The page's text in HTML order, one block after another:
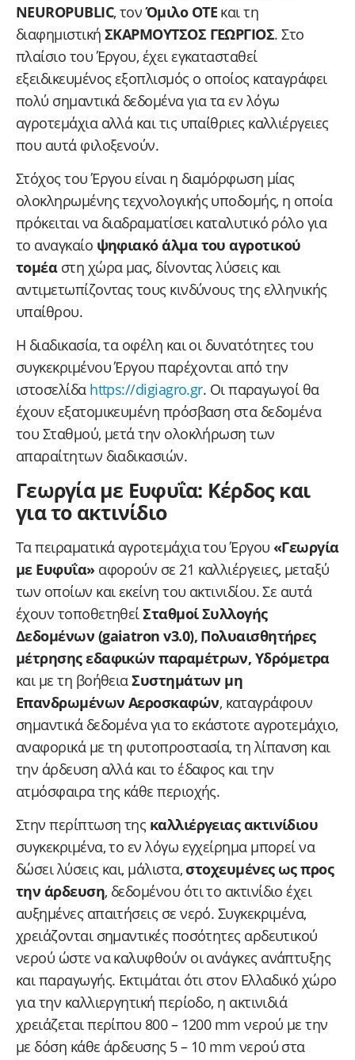
NEUROPUBLIC, τονΌμιλο ΟΤΕκαι τη
διαφημιστική ΣΚΑΡΜΟΥΤΣΟΣ ΓΕΩΡΓΙΟΣ. Στο
πλαίσιο του Έργου, έχει εγκατασταθεί
εξειδικευμένος εξοπλισμός ο οποίος καταγράφει
πολύ σημαντικά δεδομένα για τα εν λόγω
αγροτεμάχια αλλά και τις υπαίθριες καλλιέργειες
που αυτά φιλοξενούν.
Στόχος του Έργου είναι η διαμόρφωση μίας
ολοκληρωμένης τεχνολογικής υποδομής, η οποία
πρόκειται να διαδραματίσει καταλυτικό ρόλο για
το αναγκαίο ψηφιακό άλμα του αγροτικού
τομέαστη χώρα μας, δίνοντας λύσεις και
αντιμετωπίζοντας τους κινδύνους της ελληνικής
υπαίθρου.
H διαδικασία, τα οφέλη και οι δυνατότητες του
συγκεκριμένου Έργου παρέχονται από την
ιστοσελίδα https://digiagro.gr. Οι παραγωγοί θα
έχουν εξατομικευμένη πρόσβαση στα δεδομένα
του Σταθμού, μετά την ολοκλήρωση των
απαραίτητων διαδικασιών.
Γεωργία με Ευφυΐα: Κέρδος και
για το ακτινίδιο
Τα πειραματικά αγροτεμάχια του Έργου «Γεωργία
με Ευφυΐα»αφορούν σε 21 καλλιέργειες, μεταξύ
των οποίων και εκείνη του ακτινιδίου. Σε αυτά
έχουν τοποθετηθείΣταθμοί Συλλογής
Δεδομένων (gaiatron v3.0), Πολυαισθητήρες
μέτρησης εδαφικών παραμέτρων, Υδρόμετρα
και με τη βοήθειαΣυστημάτων μη
Επανδρωμένων Αεροσκαφών, καταγράφουν
σημαντικά δεδομένα για το εκάστοτε αγροτεμάχιο,
αναφορικά με τη φυτοπροστασία, τη λίπανση και
την άρδευση αλλά και το έδαφος και την
ατμόσφαιρα της κάθε περιοχής.
Στην περίπτωση της καλλιέργειας ακτινίδιου
συγκεκριμένα, το εν λόγω εγχείρημα μπορεί να
δώσει λύσεις και, μάλιστα,στοχευμένες ως προς
την άρδευση, δεδομένου ότι το ακτινίδιο έχει
αυξημένες απαιτήσεις σε νερό. Συγκεκριμένα,
χρειάζονται σημαντικές ποσότητες αρδευτικού
νερού ώστε να καλυφθούν οι ανάγκες ανάπτυξης
και παραγωγής. Εκτιμάται ότι στον Ελλαδικό χώρο
για την καλλιεργητική περίοδο, η ακτινιδιά
χρειάζεται περίπου 800 – 1200 mm νερού με την
με δόση κάθε άρδευσης 5 – 10 mm νερού στα